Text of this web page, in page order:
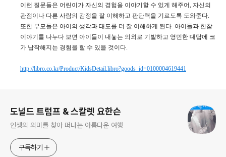
이런 질문들은 어린이가 자신의 경험을 이야기할 수 있게 해주어, 자신의
관점이나 다른 사람의 감정을 잘 이해하고 판단력을 기르도록 도와준다.
또한 부모들은 아이의 생각과 태도를 더 잘 이해하게 된다. 아이들과 한참
이야기를 나누다 보면 아이들이 내놓는 의외로 기발하고 영민한 대답에 코
가 납작해지는 경험을 할 수 있을 것이다.
http://libro.co.kr/Product/KidsDetail.libro?goods_id=0100004619441
도널드 트럼프 & 스칼렛 요한슨
인생의 의미를 찾아 떠나는 아름다운 여행
구독하기